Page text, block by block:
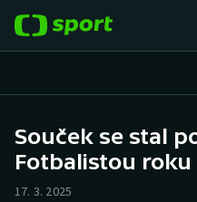
Hokej
Souček se stal
Fotbalistou roku
17. 3. 2025